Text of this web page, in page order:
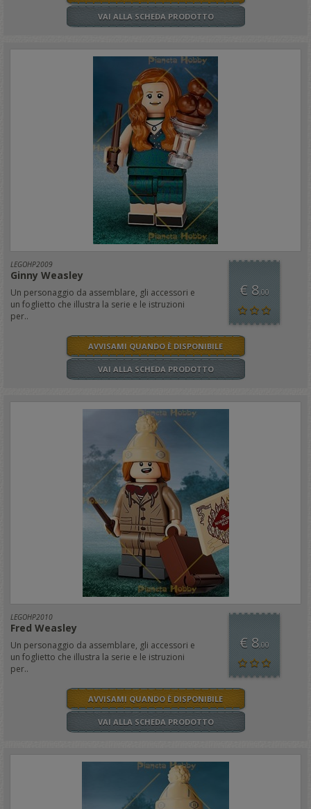
VAI ALLA SCHEDA PRODOTTO
LEGOHP2009
Ginny Weasley
Un personaggio da assemblare, gli accessori e
un foglietto che illustra la serie e le istruzioni
per..
€ 8,00
AVVISAMI QUANDO È DISPONIBILE
VAI ALLA SCHEDA PRODOTTO
LEGOHP2010
Fred Weasley
Un personaggio da assemblare, gli accessori e
un foglietto che illustra la serie e le istruzioni
per..
€ 8,00
AVVISAMI QUANDO È DISPONIBILE
VAI ALLA SCHEDA PRODOTTO